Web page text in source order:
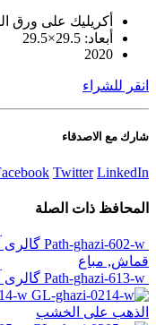
أكريليك على ورق
أبعاد: 29.5×29.5
2020
انقر للشراء
شارك مع الاصدقاء
Twitter LinkedIn
المحافظ ذات الصلة
Path-ghazi-602-w گالری
قماش, مباع
Path-ghazi-613-w گالری
w
الذهب على الخشب